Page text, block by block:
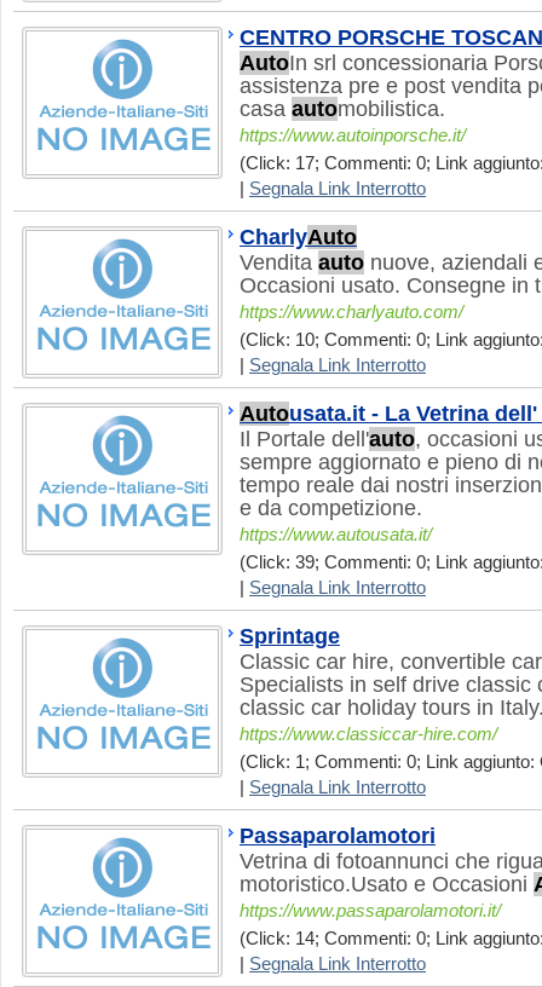
CENTRO PORSCHE
AutoIn srl concessionaria
assistenza pre e post vendita
casa automobilistica.
https://www.autoinporsche.it/
(Click: 17; Commenti: 0; Link
Segnala Link Interrotto
CharlyAuto
Vendita auto nuove, aziendali
Occasioni usato. Consegne in
https://www.charlyauto.com/
(Click: 10; Commenti: 0; Link
Segnala Link Interrotto
Autousata.it - La Vetrina dell'
Il Portale dell'auto, occasioni
sempre aggiornato e pieno di
tempo reale dai nostri
e da competizione.
https://www.autousata.it/
(Click: 39; Commenti: 0; Link
Segnala Link Interrotto
Sprintage
Classic car hire, convertible
Specialists in self drive classic
classic car holiday tours in
https://www.classiccar-hire.com/
(Click: 1; Commenti: 0; Link aggiunto:
Segnala Link Interrotto
Passaparolamotori
Vetrina di fotoannunci che
motoristico.Usato e Occasioni
https://www.passaparolamotori.it/
(Click: 14; Commenti: 0; Link
Segnala Link Interrotto